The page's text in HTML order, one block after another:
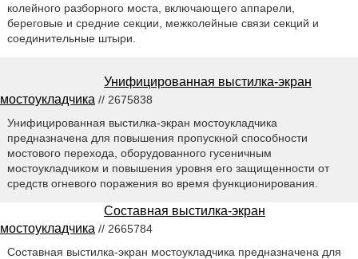
колейного разборного моста, включающего аппарели,
береговые и средние секции, межколейные связи секций и
соединительные штыри.
Унифицированная выстилка-экран
мостоукладчика // 2675838
Унифицированная выстилка-экран мостоукладчика
предназначена для повышения пропускной способности
мостового перехода, оборудованного гусеничным
мостоукладчиком и повышения уровня его защищенности от
средств огневого поражения во время функционирования.
Составная выстилка-экран
мостоукладчика // 2665784
Составная выстилка-экран мостоукладчика предназначена для